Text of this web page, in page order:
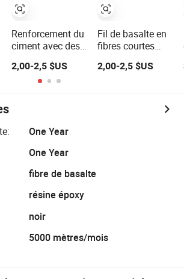
Renforcement du
ciment avec des
en morceaux
2,00-2,5 $US
Fil de basalte en
fibres courtes
l'électronique
2,00-2,5 $US
One Year
One Year
fibre de basalte
résine époxy
noir
5000 mètres/mois